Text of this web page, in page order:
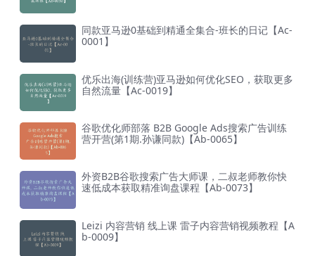
同款亚马逊0基础到精通全集合-班长的日记【Ac-
0001】
优乐出海(训练营)亚马逊如何优化SEO，获取更多
自然流量【Ac-0019】
谷歌优化师部落 B2B Google Ads搜索广告训练
营开营(第1期.孙谦同款)【Ab-0065】
外资B2B谷歌搜索广告大师课，二叔老师教你快
速低成本获取精准询盘课程【Ab-0073】
Leizi 内容营销 线上课 雷子内容营销视频教程【A
b-0009】